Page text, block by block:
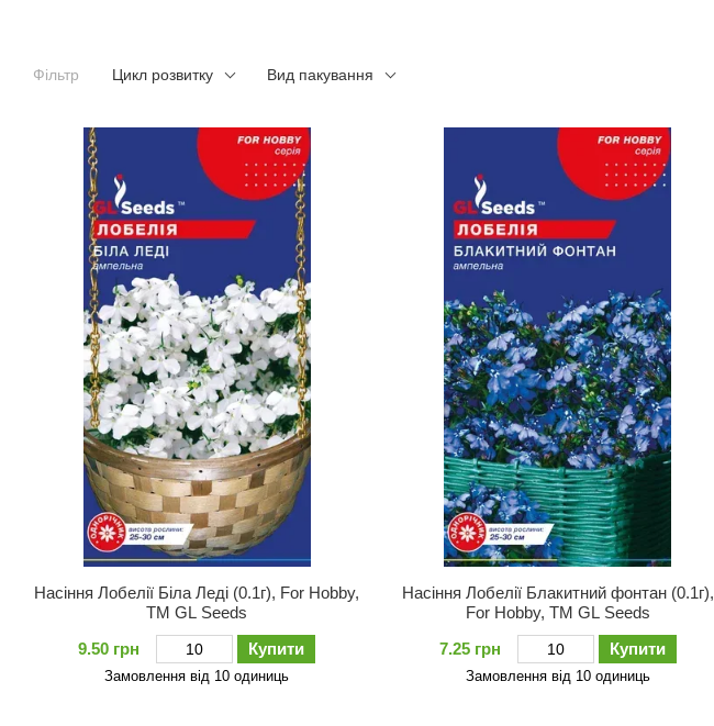
Фільтр Цикл розвитку Вид пакування
Насіння Лобелiї Бiла Ледi (0.1г), For Hobby,
TM GL Seeds
9.50 грн
Купити
Замовлення від 10 одиниць
Насіння Лобелiї Блакитний фонтан (0.1г),
For Hobby, TM GL Seeds
7.25 грн
Купити
Замовлення від 10 одиниць